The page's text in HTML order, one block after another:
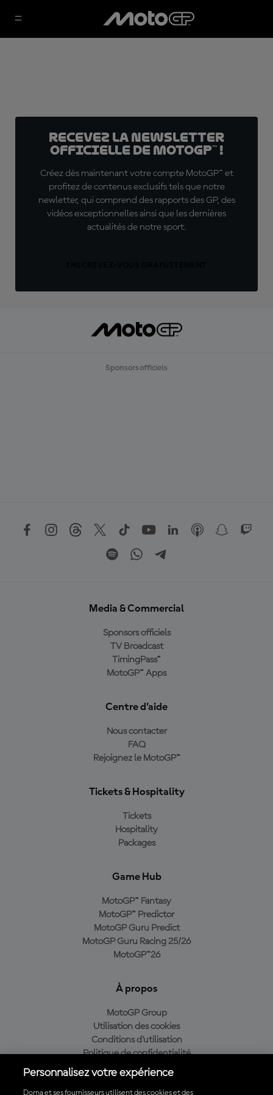
Recevez la Newsletter
officielle de MotoGP™ !
Créez dès maintenant votre compte MotoGP™ et
profitez de contenus exclusifs tels que notre
newletter, qui comprend des rapports des GP, des
vidéos exceptionnelles ainsi que les dernières
actualités de notre sport.
Sponsors officiels
Media & Commercial
Sponsors officiels
TV Broadcast
TimingPass™
MotoGP™ Apps
Centre d'aide
Nous contacter
FAQ
Rejoignez le MotoGP™
Tickets & Hospitality
Tickets
Hospitality
Packages
Game Hub
MotoGP™ Fantasy
MotoGP™ Predictor
MotoGP Guru Predict
MotoGP Guru Racing 25/26
MotoGP™26
À propos
MotoGP Group
Utilisation des cookies
Conditions d'utilisation
Politique de confidentialité
Politique d’achat
Personnalisez votre expérience
Dorna et ses fournisseurs utilisent des cookies et des